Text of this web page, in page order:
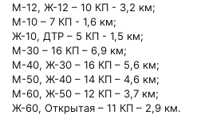
М-12, Ж-12 – 10 КП - 3,2 км;
М-10 – 7 КП - 1,6 км;
Ж-10, ДТР – 5 КП - 1,5 км;
М-30 – 16 КП – 6,9 км;
М-40, Ж-30 – 16 КП – 5,6 км;
М-50, Ж-40 – 14 КП – 4,6 км;
М-60, Ж-50 – 12 КП – 3,7 км;
Ж-60, Открытая – 11 КП – 2,9 км.